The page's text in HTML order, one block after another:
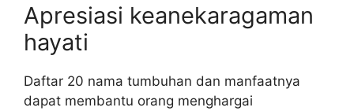
Apresiasi keanekaragaman
hayati
Daftar 20 nama tumbuhan dan manfaatnya
dapat membantu orang menghargai